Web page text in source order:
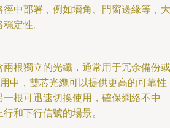
中部署，例如墻角、門窗邊緣等，大
定性。
根獨立的光纖，通常用于冗余備份或
中，雙芯光纜可以提供更高的可靠性
根可迅速切換使用，確保網絡不中
和下行信號的場景。